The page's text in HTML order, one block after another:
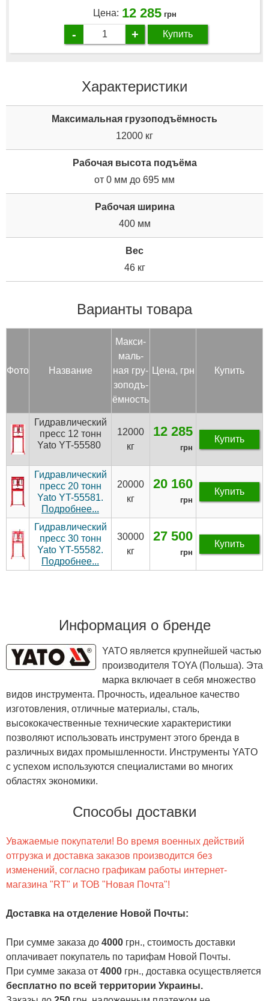
Цена: 12 285 грн
- + Купить
Характеристики
Максимальная грузоподъёмность
12000 кг
Рабочая высота подъёма
от 0 мм до 695 мм
Рабочая ширина
400 мм
Вес
46 кг
Варианты товара
Фото Название
Мак­си­
маль­
ная гру­
зоподъ­
ём­ность
Цена, грн Купить
Гидравлический
пресс 12 тонн
Yato YT-55580
12000
кг
12 285
грн
Купить
Гидравлический
пресс 20 тонн
Yato YT-55581.
Подробнее...
20000
кг
20 160
грн
Купить
Гидравлический
пресс 30 тонн
Yato YT-55582.
Подробнее...
30000
кг
27 500
грн
Купить
Информация о бренде
YATO является крупнейшей частью
производителя TOYA (Польша). Эта
марка включает в себя множество
видов инструмента. Прочность, идеальное качество
изготовления, отличные материалы, сталь,
высококачественные технические характеристики
позволяют использовать инструмент этого бренда в
различных видах промышленности. Инструменты YATO
с успехом используются специалистами во многих
областях экономики.
Способы доставки
Уважаемые покупатели! Во время военных действий
отгрузка и доставка заказов производится без
изменений, согласно графикам работы интернет-
магазина "RT" и ТОВ "Новая Почта"!
Доставка на отделение Новой Почты:
При сумме заказа до 4000 грн., стоимость доставки
оплачивает покупатель по тарифам Новой Почты.
При сумме заказа от 4000 грн., доставка осуществляется
бесплатно по всей территории Украины.